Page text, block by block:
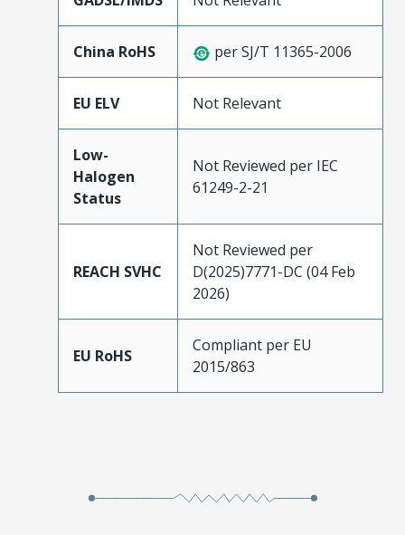
China RoHS per SJ/T 11365-2006
EU ELV Not Relevant
Low-
Halogen
Status
Not Reviewed per IEC
61249-2-21
REACH SVHC
Not Reviewed per
D(2025)7771-DC (04 Feb
2026)
EU RoHS
Compliant per EU
2015/863